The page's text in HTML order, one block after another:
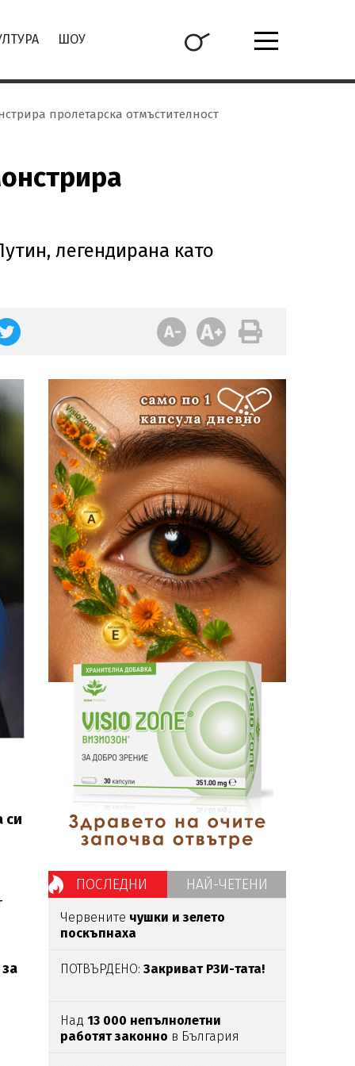
ШОУ
пролетарска отмъстителност
легендирана като
си
ПОСЛЕДНИ НАЙ-ЧЕТЕНИ
Червените чушки и зелето
поскъпнаха
ПОТВЪРДЕНО: Закриват РЗИ-тата!
Над 13 000 непълнолетни
работят законно в България